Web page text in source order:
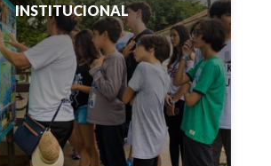
INSTITUCIONAL